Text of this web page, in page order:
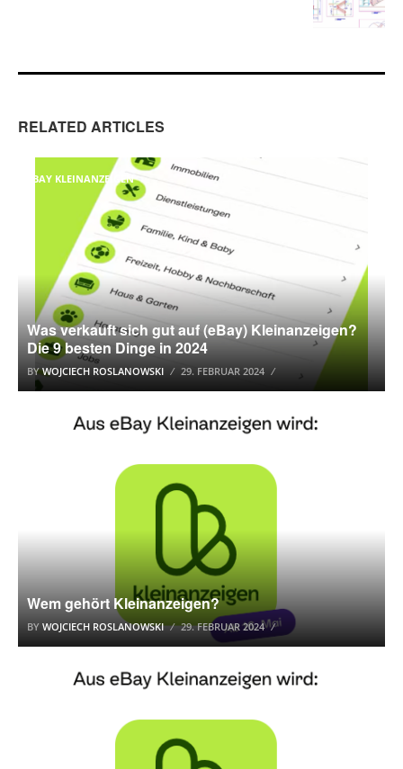
RELATED ARTICLES
EBAY KLEINANZEIGEN
Was verkauft sich gut auf (eBay) Kleinanzeigen?
Die 9 besten Dinge in 2024
BYWOJCIECH ROSLANOWSKI 29. FEBRUAR 2024
EBAY KLEINANZEIGEN
Wem gehört Kleinanzeigen?
BY WOJCIECH ROSLANOWSKI 29. FEBRUAR 2024
EBAY KLEINANZEIGEN